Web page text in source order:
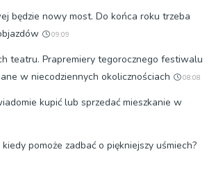
będzie nowy most. Do końca roku trzeba
09:09
teatru. Prapremiery tegorocznego festiwalu
w niecodziennych okolicznościach
08:08
kupić lub sprzedać mieszkanie w
pomoże zadbać o piękniejszy uśmiech?